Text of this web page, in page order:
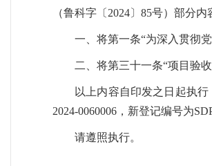
（鲁科字〔2024〕85号）部分
一、将第一条“为深入贯彻
二、将第三十一条“项目验
以上内容自印发之日起执
2024-0060006，新登记编号为
请遵照执行。